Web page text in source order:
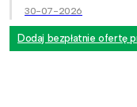
30-07-2026
Dodaj bezpłatnie ofertę